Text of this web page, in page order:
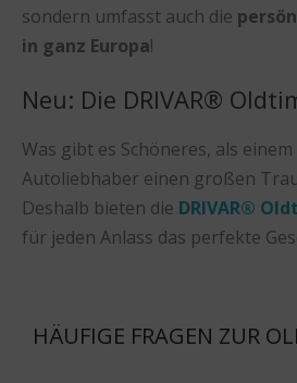
sondern umfasst auch die
in ganz Europa!
Neu: Die DRIVAR®
Was gibt es Schöneres, als
Autoliebhaber einen großen
Deshalb bieten die DRIVAR®
für jeden Anlass das perfekte
HÄUFIGE FRAGEN ZUR